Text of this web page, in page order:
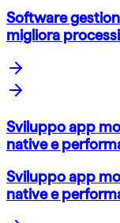
Software
migliora
Sviluppo app
native e
Sviluppo app
native e